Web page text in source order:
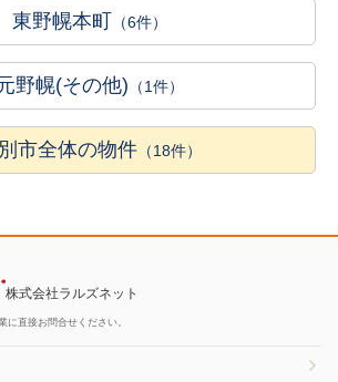
東野幌本町 （6件）
野幌(その他) （1件）
市全体の物件 （18件）
株式会社ラルズネット
に直接お問合せください。